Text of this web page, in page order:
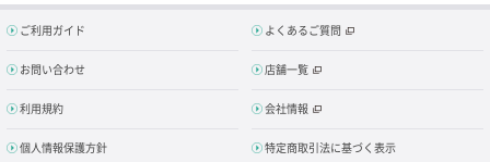
ご利用ガイド よくあるご質問
お問い合わせ 店舗一覧
利用規約 会社情報
個人情報保護方針 特定商取引法に基づく表示